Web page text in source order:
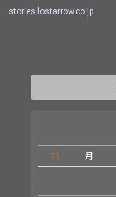
stories.lostarrow.co.jp
日 月